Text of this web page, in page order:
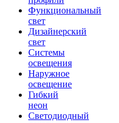
Функциональный
свет
Дизайнерский
свет
Системы
освещения
Наружное
освещение
Гибкий
неон
Светодиодный